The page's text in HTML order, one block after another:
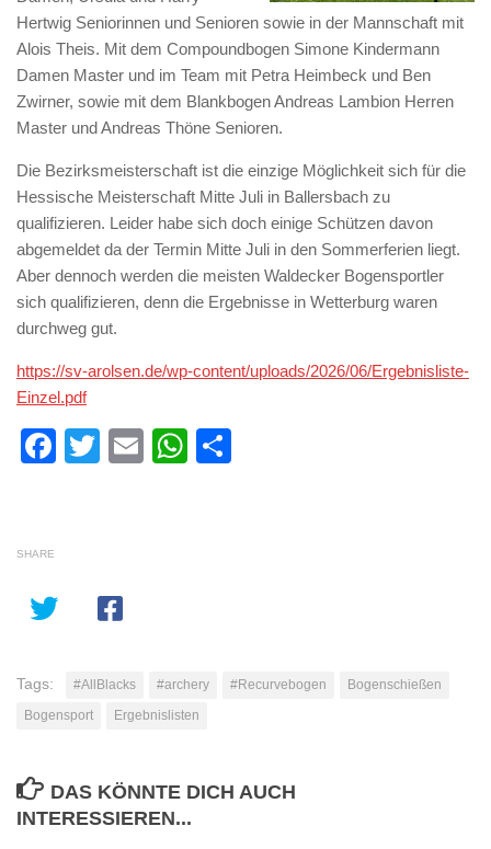
Hertwig Seniorinnen und Senioren sowie in der Mannschaft mit
Alois Theis. Mit dem Compoundbogen Simone Kindermann
Damen Master und im Team mit Petra Heimbeck und Ben
Zwirner, sowie mit dem Blankbogen Andreas Lambion Herren
Master und Andreas Thöne Senioren.
Die Bezirksmeisterschaft ist die einzige Möglichkeit sich für die
Hessische Meisterschaft Mitte Juli in Ballersbach zu
qualifizieren. Leider habe sich doch einige Schützen davon
abgemeldet da der Termin Mitte Juli in den Sommerferien liegt.
Aber dennoch werden die meisten Waldecker Bogensportler
sich qualifizieren, denn die Ergebnisse in Wetterburg waren
durchweg gut.
https://sv-arolsen.de/wp-content/uploads/2026/06/Ergebnisliste-
Einzel.pdf
Facebook
Twitter
EmailWhatsApp
SHARE
Tags: #AllBlacks #archery #Recurvebogen
Bogenschießen
Bogensport
Ergebnislisten
DAS KÖNNTE DICH AUCH
INTERESSIEREN...